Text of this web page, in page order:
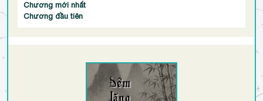
Chương mới nhất
Chương đầu tiên